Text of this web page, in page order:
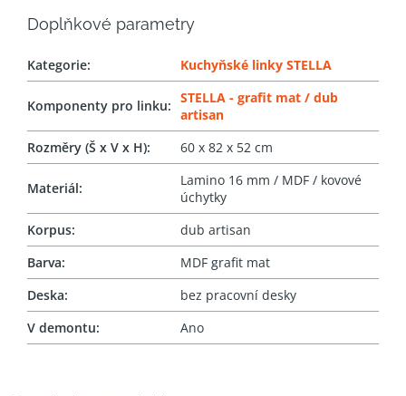
Doplňkové parametry
Kategorie: Kuchyňské linky STELLA
Komponenty pro linku: STELLA - grafit mat / dub
artisan
Rozměry (Š x V x H): 60 x 82 x 52 cm
Materiál:
Lamino 16 mm / MDF / kovové
úchytky
Korpus:
dub artisan
Barva:
MDF grafit mat
Deska:
bez pracovní desky
V demontu: Ano